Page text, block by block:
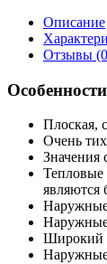
Описание
Отзывы
Плоская,
Очень
Значения
Тепловые
являются
Наружные
Широкий
Наружные